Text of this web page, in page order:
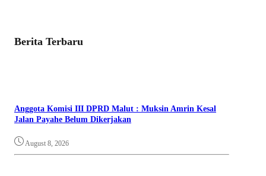
Berita Terbaru
Anggota Komisi III DPRD Malut : Muksin Amrin Kesal
Jalan Payahe Belum Dikerjakan
August 8, 2026